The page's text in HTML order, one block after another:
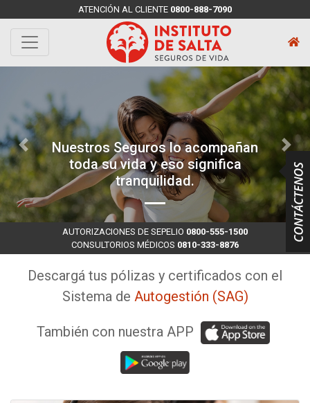
ATENCIÓN AL CLIENTE 0800-888-7090
Nuestros Seguros lo acompañan
toda su vida y eso significa
tranquilidad.
AUTORIZACIONES DE SEPELIO 0800-555-1500
CONSULTORIOS MÉDICOS 0810-333-8876
Descargá tus pólizas y certificados con el
Sistema de Autogestión (SAG)
También con nuestra APP